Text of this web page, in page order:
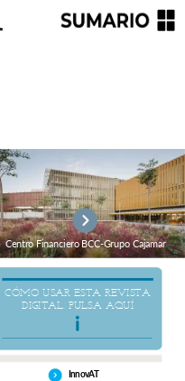
Centro Financiero BCC-Grupo Cajamar
CÓMO USAR ESTA REVISTA
DIGITAL. PULSA AQUÍ
InnovAT